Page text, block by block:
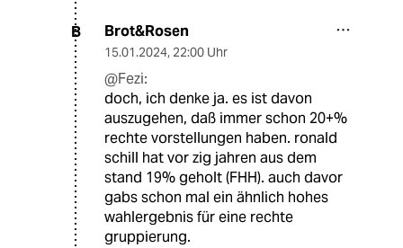
B Brot&Rosen
15.01.2024, 22:00 Uhr
@Fezi:
doch, ich denke ja. es ist davon
auszugehen, daß immer schon 20+%
rechte vorstellungen haben. ronald
schill hat vor zig jahren aus dem
stand 19% geholt (FHH). auch davor
gabs schon mal ein ähnlich hohes
wahlergebnis für eine rechte
gruppierung.